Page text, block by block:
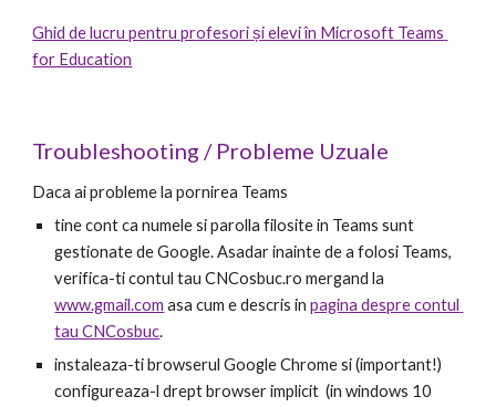
Ghid de lucru pentru profesori și elevi în Microsoft Teams
for Education
Troubleshooting / Probleme Uzuale
Daca ai probleme la pornirea Teams
tine cont ca numele si parolla filosite in Teams sunt
gestionate de Google. Asadar inainte de a folosi Teams,
www.gmail.com asa cum e descris in pagina despre contul
tau CNCosbuc.
instaleaza-ti browserul Google Chrome si (important!)
configureaza-l drept browser implicit  (in windows 10